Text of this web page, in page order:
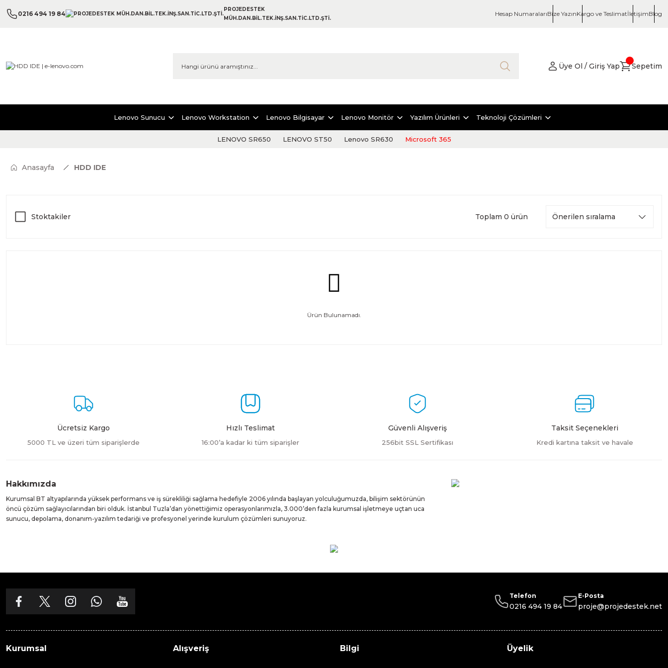
0216 494 19 84
PROJEDESTEK
MÜH.DAN.BİL.TEK.İNŞ.SAN.TİC.LTD.ŞTİ.
Hesap NumaralarıBize YazınKargo ve TeslimatİletişimBlog
Üye Ol / Giriş Yap Sepetim
Lenovo Sunucu Lenovo Workstation Lenovo Bilgisayar Lenovo Monitör Yazılım Ürünleri Teknoloji Çözümleri
LENOVO SR650 LENOVO ST50 Lenovo SR630 Microsoft 365
Anasayfa HDD IDE
Stoktakiler Toplam 0 ürün
Ürün Bulunamadı.
Ücretsiz Kargo
5000 TL ve üzeri tüm siparişlerde
Hızlı Teslimat
16:00’a kadar ki tüm siparişler
Güvenli Alışveriş
256bit SSL Sertifikası
Taksit Seçenekleri
Kredi kartına taksit ve havale
Hakkımızda
Kurumsal BT altyapılarında yüksek performans ve iş sürekliliği sağlama hedefiyle 2006 yılında başlayan yolculuğumuzda, bilişim sektörünün
öncü çözüm sağlayıcılarından biri olduk. İstanbul Tuzla’dan yönettiğimiz operasyonlarımızla, 3.000’den fazla kurumsal işletmeye uçtan uca
sunucu, depolama, donanım-yazılım tedariği ve profesyonel yerinde kurulum çözümleri sunuyoruz.
Telefon
0216 494 19 84
E-Posta
proje@projedestek.net
Kurumsal Alışveriş Bilgi Üyelik